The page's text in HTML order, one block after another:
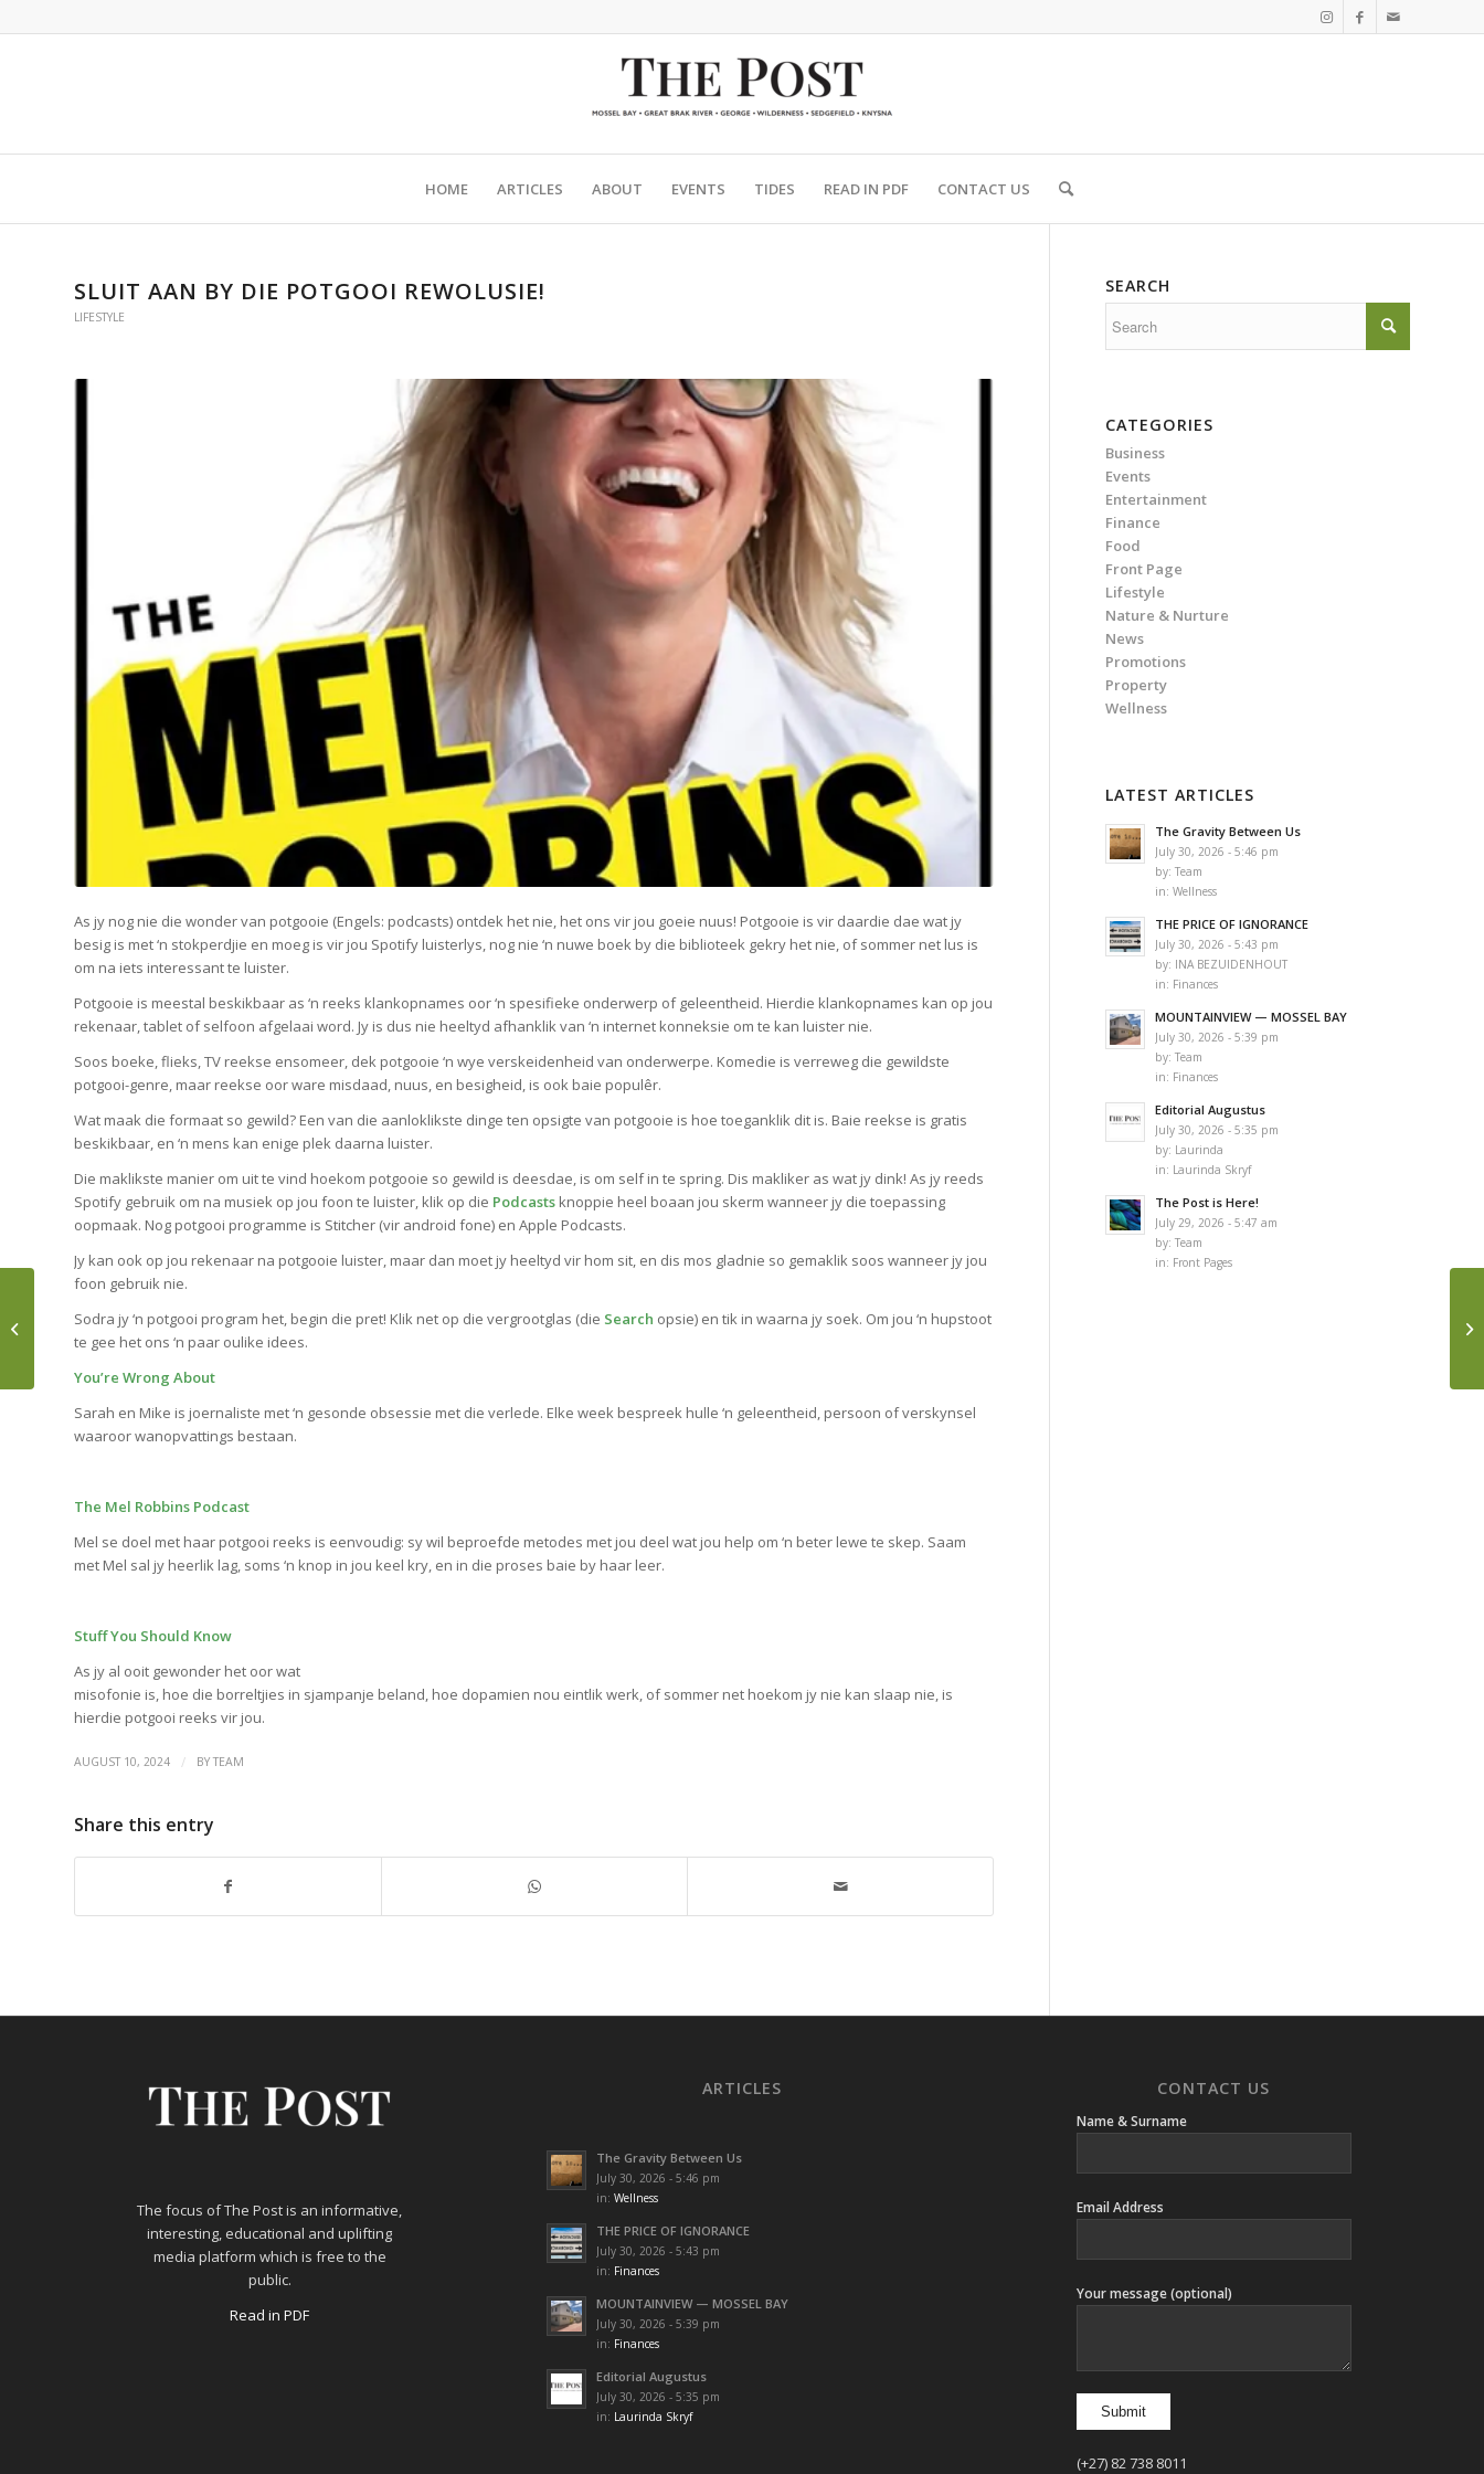
HOME ARTICLES ABOUT EVENTS TIDES READ IN PDF CONTACT US
SLUIT AAN BY DIE POTGOOI REWOLUSIE!
LIFESTYLE
As jy nog nie die wonder van potgooie (Engels: podcasts) ontdek het nie, het ons vir jou goeie nuus! Potgooie is vir daardie dae wat jy
besig is met ‘n stokperdjie en moeg is vir jou Spotify luisterlys, nog nie ‘n nuwe boek by die biblioteek gekry het nie, of sommer net lus is
om na iets interessant te luister.
Potgooie is meestal beskikbaar as ‘n reeks klankopnames oor ‘n spesifieke onderwerp of geleentheid. Hierdie klankopnames kan op jou
rekenaar, tablet of selfoon afgelaai word. Jy is dus nie heeltyd afhanklik van ‘n internet konneksie om te kan luister nie.
Soos boeke, flieks, TV reekse ensomeer, dek potgooie ‘n wye verskeidenheid van onderwerpe. Komedie is verreweg die gewildste
potgooi-genre, maar reekse oor ware misdaad, nuus, en besigheid, is ook baie populêr.
Wat maak die formaat so gewild? Een van die aanloklikste dinge ten opsigte van potgooie is hoe toeganklik dit is. Baie reekse is gratis
beskikbaar, en ‘n mens kan enige plek daarna luister.
Die maklikste manier om uit te vind hoekom potgooie so gewild is deesdae, is om self in te spring. Dis makliker as wat jy dink! As jy reeds
Spotify gebruik om na musiek op jou foon te luister, klik op die Podcasts knoppie heel boaan jou skerm wanneer jy die toepassing
oopmaak. Nog potgooi programme is Stitcher (vir android fone) en Apple Podcasts.
Jy kan ook op jou rekenaar na potgooie luister, maar dan moet jy heeltyd vir hom sit, en dis mos gladnie so gemaklik soos wanneer jy jou
foon gebruik nie.
Sodra jy ‘n potgooi program het, begin die pret! Klik net op die vergrootglas (die Search opsie) en tik in waarna jy soek. Om jou ‘n hupstoot
te gee het ons ‘n paar oulike idees.
You’re Wrong About
Sarah en Mike is joernaliste met ‘n gesonde obsessie met die verlede. Elke week bespreek hulle ‘n geleentheid, persoon of verskynsel
waaroor wanopvattings bestaan.
The Mel Robbins Podcast
Mel se doel met haar potgooi reeks is eenvoudig: sy wil beproefde metodes met jou deel wat jou help om ‘n beter lewe te skep. Saam
met Mel sal jy heerlik lag, soms ‘n knop in jou keel kry, en in die proses baie by haar leer.
Stuff You Should Know
As jy al ooit gewonder het oor wat
misofonie is, hoe die borreltjies in sjampanje beland, hoe dopamien nou eintlik werk, of sommer net hoekom jy nie kan slaap nie, is
hierdie potgooi reeks vir jou.
AUGUST 10, 2024 / BYTEAM
Share this entry
SEARCH
CATEGORIES
Business
Events
Entertainment
Finance
Food
Front Page
Lifestyle
Nature & Nurture
News
Promotions
Property
Wellness
LATEST ARTICLES
The Gravity Between Us
July 30, 2026 - 5:46 pm
by:Team
in:Wellness
THE PRICE OF IGNORANCE
July 30, 2026 - 5:43 pm
by: INA BEZUIDENHOUT
in: Finances
MOUNTAINVIEW — MOSSEL BAY
July 30, 2026 - 5:39 pm
by:Team
in: Finances
Editorial Augustus
July 30, 2026 - 5:35 pm
by: Laurinda
in: Laurinda Skryf
The Post is Here!
July 29, 2026 - 5:47 am
by:Team
in: Front Pages
The focus of The Post is an informative,
interesting, educational and uplifting
media platform which is free to the
public.
Read in PDF
ARTICLES
The Gravity Between Us
July 30, 2026 - 5:46 pm
in: Wellness
THE PRICE OF IGNORANCE
July 30, 2026 - 5:43 pm
in: Finances
MOUNTAINVIEW — MOSSEL BAY
July 30, 2026 - 5:39 pm
in: Finances
Editorial Augustus
July 30, 2026 - 5:35 pm
in: Laurinda Skryf
CONTACT US
Name & Surname
Email Address
Your message (optional)
(+27) 82 738 8011
DIE MUSEFEES 2024 IS
OM DIE DRAAI